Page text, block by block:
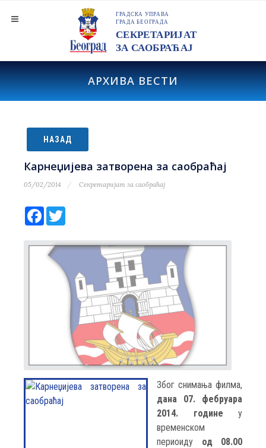
АРХИВА ВЕСТИ
НАЗАД
Карнеџијева затворена за саобраћај
05/02/2014 Секретаријат за саобраћај
Facebook
Због снимања филма,
дана 07. фебруара
2014. године у
временском
периоиду од 08.00